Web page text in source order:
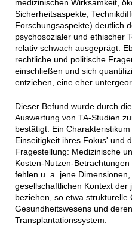
medizinischen Wirksamkeit,
Sicherheitsaspekte,
Forschungsaspekte) deutlich
psychosozialer und ethischer
relativ schwach ausgeprägt.
rechtliche und politische
einschließen und sich
entziehen, eine eher
Dieser Befund wurde durch
Auswertung von TA-Studien
bestätigt. Ein
Einseitigkeit ihres Fokus' und
Fragestellung: Medizinische
Kosten-Nutzen-
fehlen u. a. jene
gesellschaftlichen Kontext
beziehen, so etwa strukturelle
Gesundheitswesens und
Transplantationssystem.